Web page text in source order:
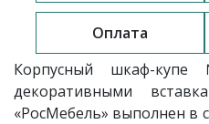
Оплата
Корпусный шкаф-
декоративными
«РосМебель» выполнен в